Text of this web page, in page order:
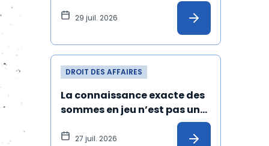
judiciaire et de ses produits
peut constituer un dol
29 juil. 2026
DROIT DES AFFAIRES
La connaissance exacte des
sommes en jeu n’est pas une
condition de validité de la
transaction
27 juil. 2026